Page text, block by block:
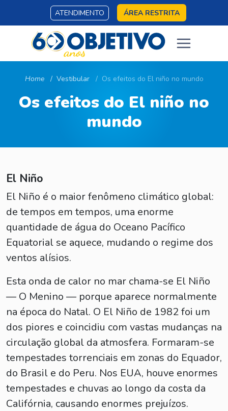
ATENDIMENTO ÁREA RESTRITA
Home Vestibular Os efeitos do El niño no mundo
Os efeitos do El niño no
mundo
El Niño
El Niño é o maior fenômeno climático global:
de tempos em tempos, uma enorme
quantidade de água do Oceano Pacífico
Equatorial se aquece, mudando o regime dos
ventos alísios.
Esta onda de calor no mar chama-se El Niño
— O Menino — porque aparece normalmente
na época do Natal. O El Niño de 1982 foi um
dos piores e coincidiu com vastas mudanças na
circulação global da atmosfera. Formaram-se
tempestades torrenciais em zonas do Equador,
do Brasil e do Peru. Nos EUA, houve enormes
tempestades e chuvas ao longo da costa da
Califórnia, causando enormes prejuízos.